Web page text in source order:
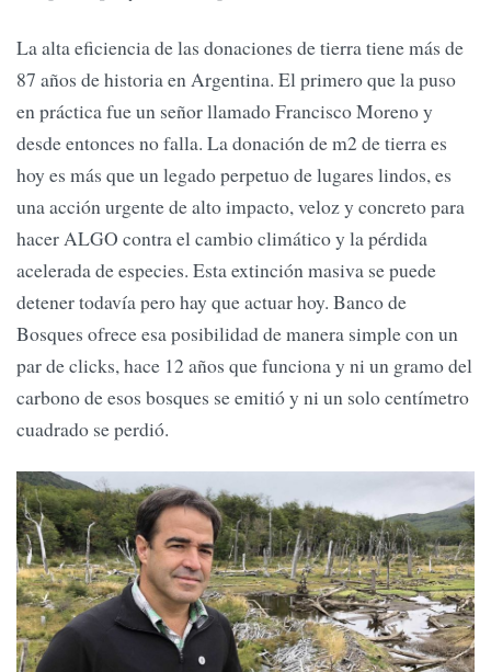
La alta eficiencia de las donaciones de tierra tiene más de
87 años de historia en Argentina. El primero que la puso
en práctica fue un señor llamado Francisco Moreno y
desde entonces no falla. La donación de m2 de tierra es
hoy es más que un legado perpetuo de lugares lindos, es
una acción urgente de alto impacto, veloz y concreto para
hacer ALGO contra el cambio climático y la pérdida
acelerada de especies. Esta extinción masiva se puede
detener todavía pero hay que actuar hoy. Banco de
Bosques ofrece esa posibilidad de manera simple con un
par de clicks, hace 12 años que funciona y ni un gramo del
carbono de esos bosques se emitió y ni un solo centímetro
cuadrado se perdió.